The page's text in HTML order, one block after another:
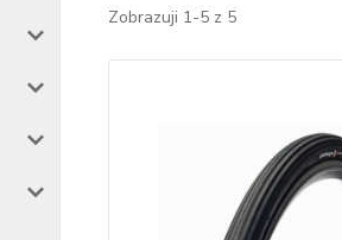
Zobrazuji 1-5 z 5